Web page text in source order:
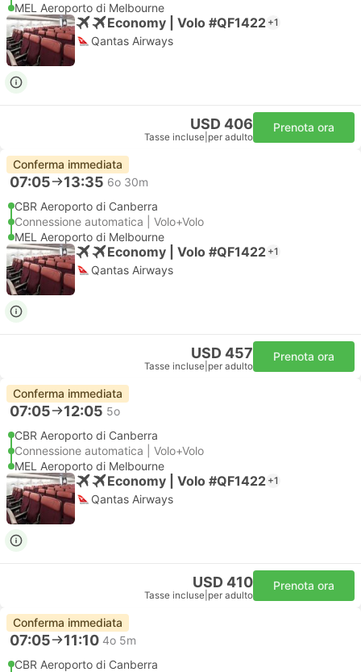
MEL Aeroporto di Melbourne
Economy | Volo #QF1422 +1
Qantas Airways
USD 406
Tasse incluse per adulto
Prenota ora
Conferma immediata
07:05 13:35 6o 30m
CBR Aeroporto di Canberra
Connessione automatica | Volo+Volo
MEL Aeroporto di Melbourne
Economy | Volo #QF1422 +1
Qantas Airways
USD 457
Tasse incluse per adulto
Prenota ora
Conferma immediata
07:05 12:05 5o
CBR Aeroporto di Canberra
Connessione automatica | Volo+Volo
MEL Aeroporto di Melbourne
Economy | Volo #QF1422 +1
Qantas Airways
USD 410
Tasse incluse per adulto
Prenota ora
Conferma immediata
07:05 11:10 4o 5m
CBR Aeroporto di Canberra